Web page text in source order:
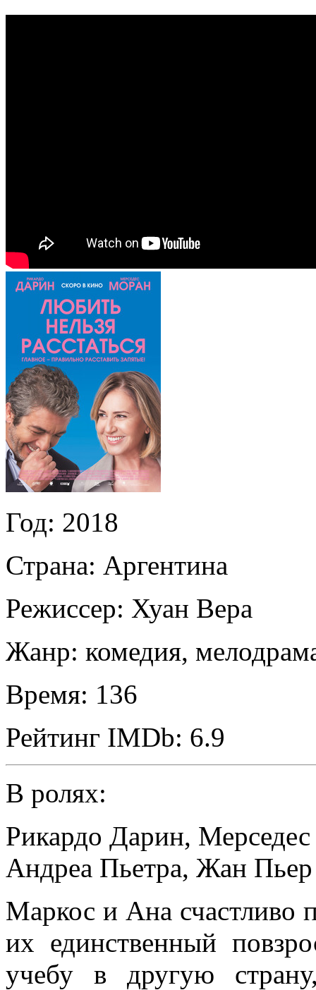
Год: 2018
Страна: Аргентина
Режиссер: Хуан Вера
Жанр: комедия,
Время: 136
Рейтинг IMDb: 6.9
В ролях:
Рикардо Дарин,
Андреа Пьетра, Жан
Маркос и Ана счастливо
их единственный
учебу в другую